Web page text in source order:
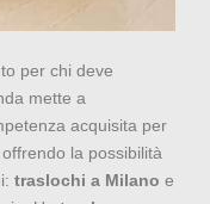
per chi deve
mette a
acquisita per
la possibilità
traslochi a Milano e